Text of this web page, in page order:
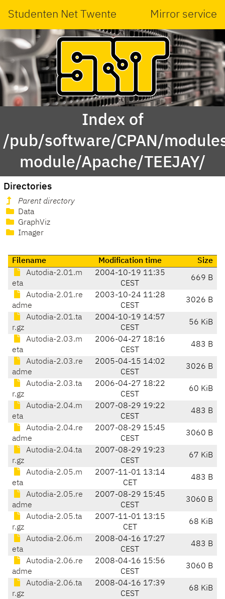
Studenten Net Twente Mirror service
Index of
/pub/software/CPAN/
module/Apache/TEEJAY/
Directories
Parent directory
Data
GraphViz
Imager
Filename Modification time
Size
Autodia-2.01.m
eta
2004-10-19 11:35
CEST
669 B
Autodia-2.01.re
adme
2003-10-24 11:28
CEST
3026 B
Autodia-2.01.ta
r.gz
2004-10-19 14:57
CEST
56 KiB
Autodia-2.03.m
eta
2006-04-27 18:16
CEST
483 B
Autodia-2.03.re
adme
2005-04-15 14:02
CEST
3026 B
Autodia-2.03.ta
r.gz
2006-04-27 18:22
CEST
60 KiB
Autodia-2.04.m
eta
2007-08-29 19:22
CEST
483 B
Autodia-2.04.re
adme
2007-08-29 15:45
CEST
3060 B
Autodia-2.04.ta
r.gz
2007-08-29 19:23
CEST
67 KiB
Autodia-2.05.m
eta
2007-11-01 13:14
CET
483 B
Autodia-2.05.re
adme
2007-08-29 15:45
CEST
3060 B
Autodia-2.05.ta
r.gz
2007-11-01 13:15
CET
68 KiB
Autodia-2.06.m
eta
2008-04-16 17:27
CEST
483 B
Autodia-2.06.re
adme
2008-04-16 15:56
CEST
3060 B
Autodia-2.06.ta
r.gz
2008-04-16 17:39
CEST
68 KiB